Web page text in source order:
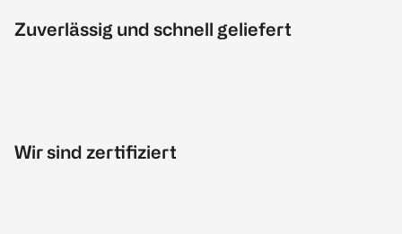
Zuverlässig und schnell geliefert
Wir sind zertifiziert